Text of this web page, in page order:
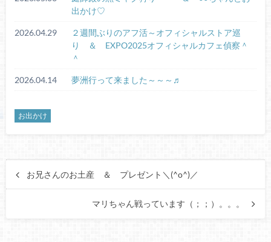
出かけ♡
2026.04.29
２週間ぶりのアフ活～オフィシャルストア巡
り ＆ EXPO2025オフィシャルカフェ偵察＾
＾
2026.04.14 夢洲行って来ました～～～♬
お出かけ
お兄さんのお土産 ＆ プレゼント＼(^o^)／
マリちゃん戦っています（；；）。。。